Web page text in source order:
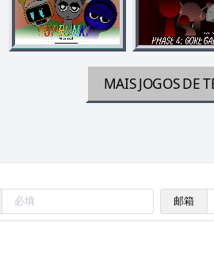
MAIS JOGOS DE
邮箱